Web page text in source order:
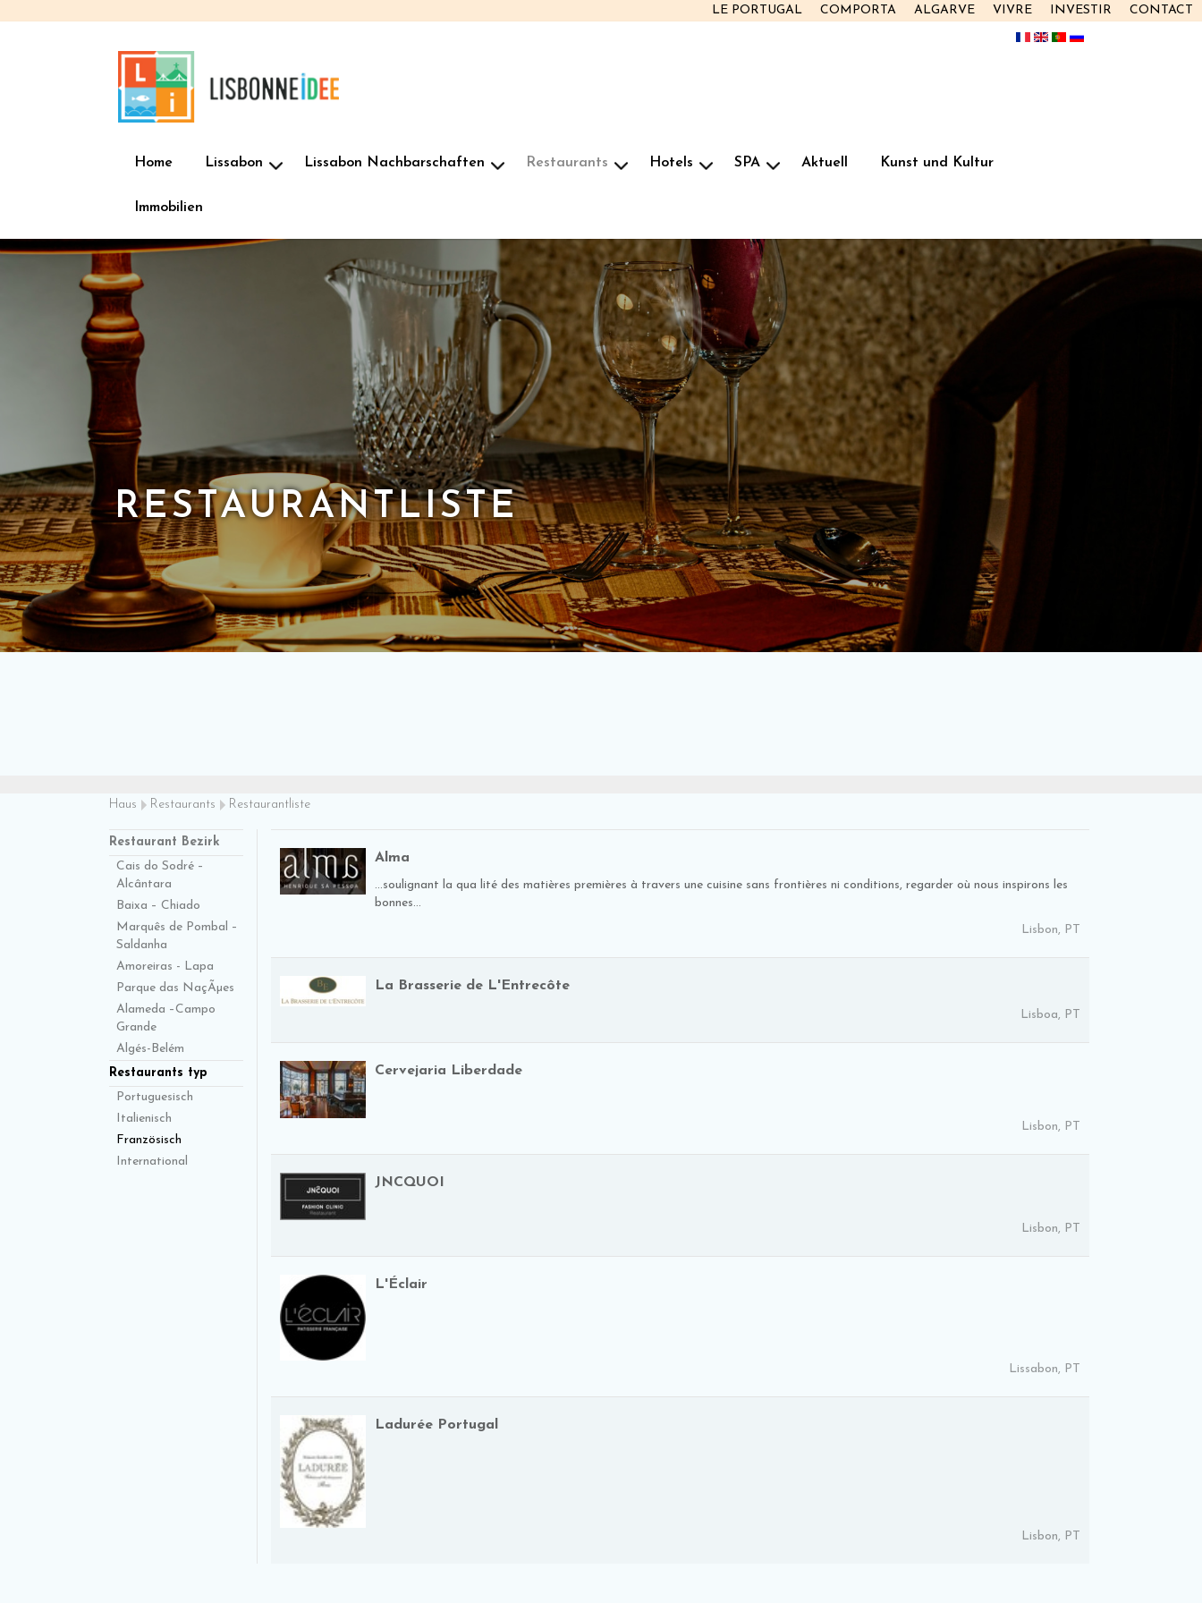
CONTACT
INVESTIR
VIVRE
ALGARVE
COMPORTA
LE PORTUGAL
Home Lissabon Lissabon Nachbarschaften Restaurants Hotels SPA Aktuell Kunst und Kultur
Immobilien
RESTAURANTLISTE
Haus Restaurants Restaurantliste
Restaurant Bezirk
Cais do Sodré –
Alcântara
Baixa – Chiado
Marquês de Pombal –
Saldanha
Amoreiras - Lapa
Parque das NaçÃµes
Alameda –Campo
Grande
Algés-Belém
Restaurants typ
Portuguesisch
Italienisch
Französisch
International
Alma
...soulignant la qua lité des matières premières à travers une cuisine sans frontières ni conditions, regarder où nous inspirons les
bonnes...
Lisbon, PT
La Brasserie de L'Entrecôte
Lisboa, PT
Cervejaria Liberdade
Lisbon, PT
JNCQUOI
Lisbon, PT
L'Éclair
Lissabon, PT
Ladurée Portugal
Lisbon, PT